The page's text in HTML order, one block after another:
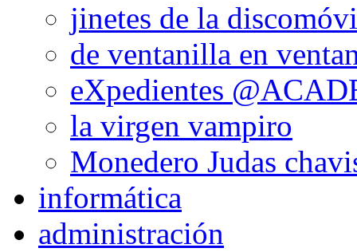
jinetes de la
de ventanilla en
eXpedientes
la virgen vampiro
Monedero Judas
informática
administración